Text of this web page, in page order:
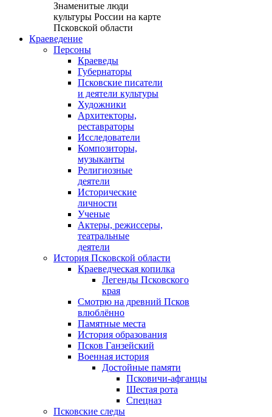
Знаменитые люди
культуры России на карте
Псковской области
Краеведение
Персоны
Краеведы
Губернаторы
Псковские писатели
и деятели культуры
Художники
Архитекторы,
реставраторы
Исследователи
Композиторы,
музыканты
Религиозные
деятели
Исторические
личности
Ученые
Актеры, режиссеры,
театральные
деятели
История Псковской области
Краеведческая копилка
Легенды Псковского
края
Смотрю на древний Псков
влюблённо
Памятные места
История образования
Псков Ганзейский
Военная история
Достойные памяти
Псковичи-афганцы
Шестая рота
Спецназ
Псковские следы